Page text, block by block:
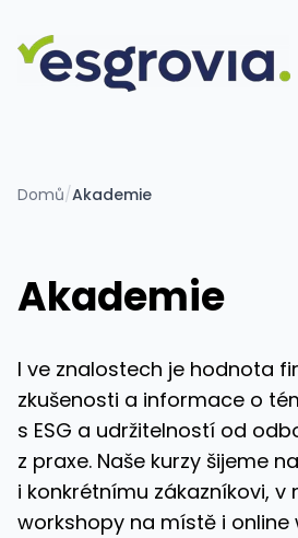
Domů/Akademie
Akademie
I ve znalostech je hodnota
zkušenosti a informace o
s ESG a udržitelností od
z praxe. Naše kurzy šijeme
i konkrétnímu zákazníkovi,
workshopy na místě i online